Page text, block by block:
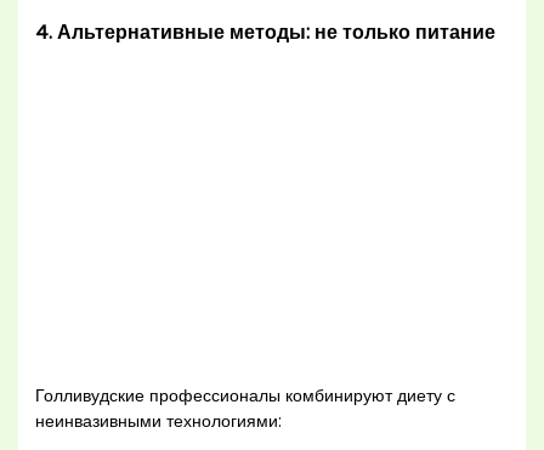
4. Альтернативные методы: не только питание
Голливудские профессионалы комбинируют диету с
неинвазивными технологиями: